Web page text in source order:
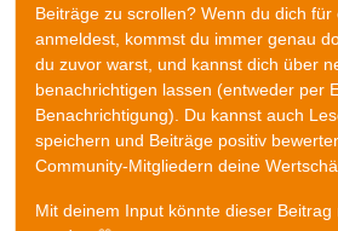
Beiträge zu scrollen? Wenn du dich für
anmeldest, kommst du immer genau
du zuvor warst, und kannst dich über
benachrichtigen lassen (entweder per
Benachrichtigung). Du kannst auch
speichern und Beiträge positiv
Community-Mitgliedern deine
Mit deinem Input könnte dieser Beitrag